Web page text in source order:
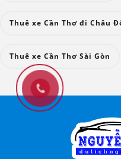
Thuê xe Cần Thơ đi Châu
Thuê xe Cần Thơ Sài Gòn